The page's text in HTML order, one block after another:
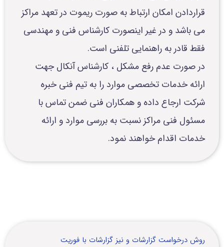
قراردادن امکان ارتباط به صورت ریموت در تعهد مراکز
می باشد و در غیر اینصورت کارشناس فنی و مهندسی
فقط قادر به راهنمایی تلفنی است.
در صورت عدم رفع مشکل ، کارشناس آنکال جهت
ارائه خدمات تخصصی موارد را به تیم فنی خبره
شرکت ارجاع داده و همکاران فنی ضمن تماس با
مسئول فنی مراکز نسبت به بررسی موارد و ارائه
خدمات اقدام خواهند نمود.
روش درخواست گزارشات و نیز گزارشات با فوریت